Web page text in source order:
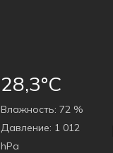
28,3°C
Bлажность: 72 %
Давление: 1 012
hPa